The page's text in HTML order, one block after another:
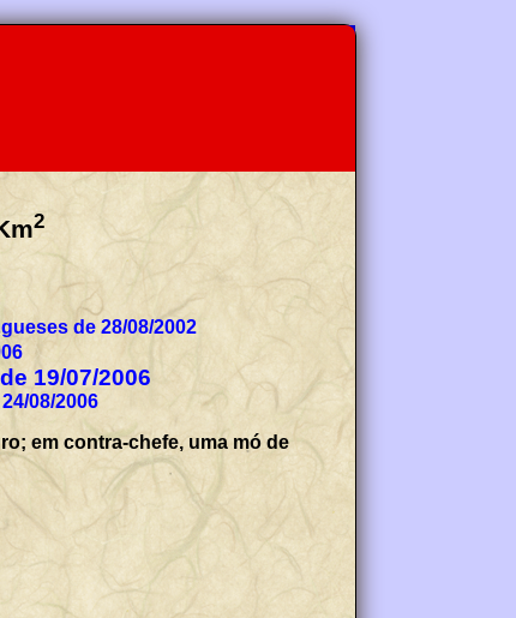
2
de 28/08/2002
19/07/2006
08/2006
em contra-chefe, uma mó de